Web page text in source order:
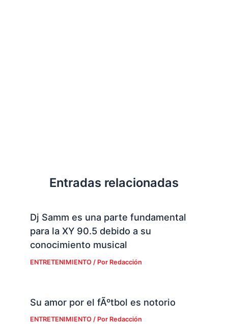
Entradas relacionadas
Dj Samm es una parte fundamental
para la XY 90.5 debido a su
conocimiento musical
ENTRETENIMIENTO/ Por Redacción
Su amor por el fÃºtbol es notorio
ENTRETENIMIENTO/ Por Redacción